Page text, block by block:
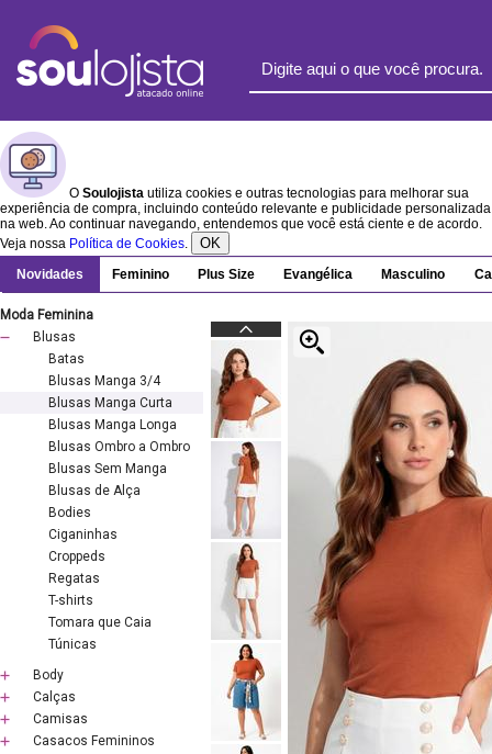
O Soulojista utiliza cookies e outras tecnologias para melhorar sua
experiência de compra, incluindo conteúdo relevante e publicidade personalizada
na web. Ao continuar navegando, entendemos que você está ciente e de acordo.
Veja nossa Política de Cookies. OK
Novidades Feminino Plus Size Evangélica Masculino
Moda Feminina
Blusas
Batas
Blusas Manga 3/4
Blusas Manga Curta
Blusas Manga Longa
Blusas Ombro a Ombro
Blusas Sem Manga
Blusas de Alça
Bodies
Ciganinhas
Croppeds
Regatas
T-shirts
Tomara que Caia
Túnicas
Body
Calças
Camisas
Casacos Femininos